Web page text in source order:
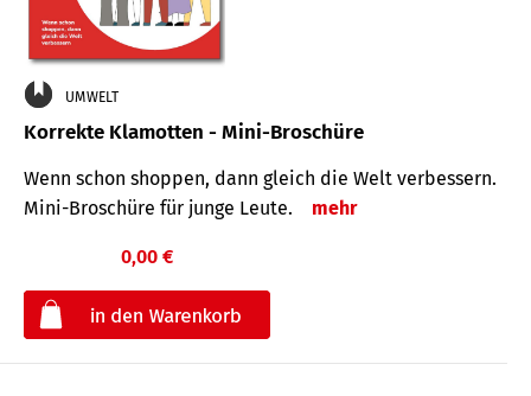
UMWELT
Korrekte Klamotten - Mini-Broschüre
Wenn schon shoppen, dann gleich die Welt verbessern.
Mini-Broschüre für junge Leute.
mehr
0,00 €